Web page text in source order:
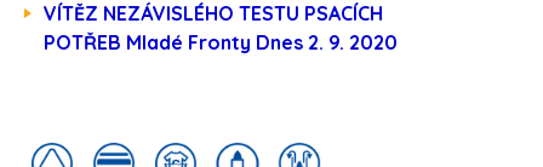
VÍTĚZ NEZÁVISLÉHO TESTU PSACÍCH
POTŘEB Mladé Fronty Dnes 2. 9. 2020